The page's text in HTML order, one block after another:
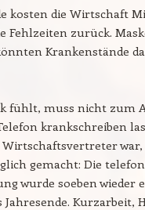
kosten die Wirtschaft
Fehlzeiten zurück.
Krankenstände
fühlt, muss nicht zum
krankschreiben
war,
gemacht: Die
wurde soeben wieder
Kurzarbeit,